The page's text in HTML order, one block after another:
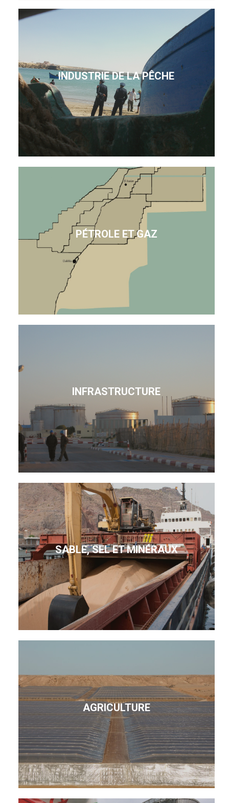
INDUSTRIE DE LA PÊCHE
PÉTROLE ET GAZ
INFRASTRUCTURE
SABLE, SEL ET MINÉRAUX
AGRICULTURE